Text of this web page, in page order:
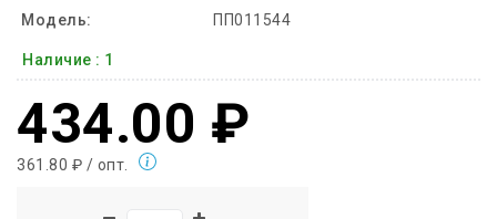
Модель:
ПП011544
Наличие : 1
434.00 ₽
361.80 ₽ / опт.